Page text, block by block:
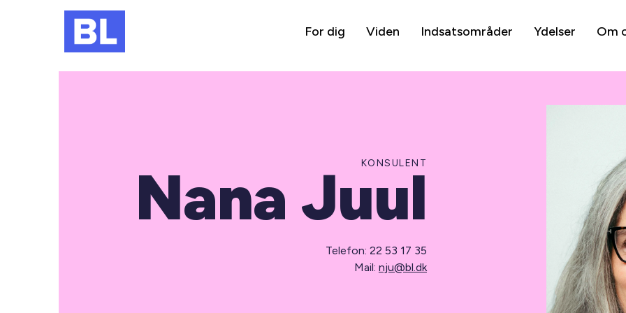
For dig Viden Indsatsområder Ydelser Om
KONSULENT
Nana Juul
Telefon: 22 53 17 35
Mail: nju@bl.dk